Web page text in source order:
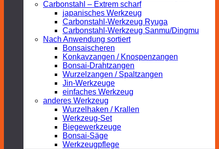
Carbonstahl – Extrem scharf
japanisches Werkzeug
Carbonstahl-Werkzeug Ryuga
Carbonstahl-Werkzeug Sanmu/Dingmu
Nach Anwendung sortiert
Bonsaischeren
Konkavzangen / Knospenzangen
Bonsai-Drahtzangen
Wurzelzangen / Spaltzangen
Jin-Werkzeuge
einfaches Werkzeug
anderes Werkzeug
Wurzelhaken / Krallen
Werkzeug-Set
Biegewerkzeuge
Bonsai-Säge
Werkzeugpflege